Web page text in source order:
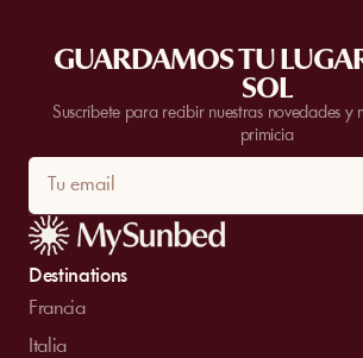
GUARDAMOS TU
SOL
Suscríbete para recibir nuestras novedades y
primicia
Destinations
Francia
Italia